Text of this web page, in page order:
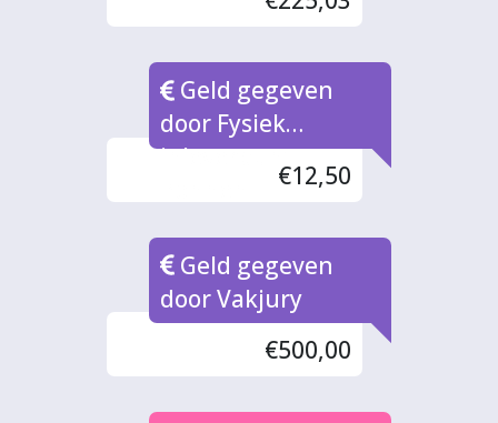
Geld gegeven
door Fysiek
inleverpunt
€12,50
Geld gegeven
door Vakjury
€500,00